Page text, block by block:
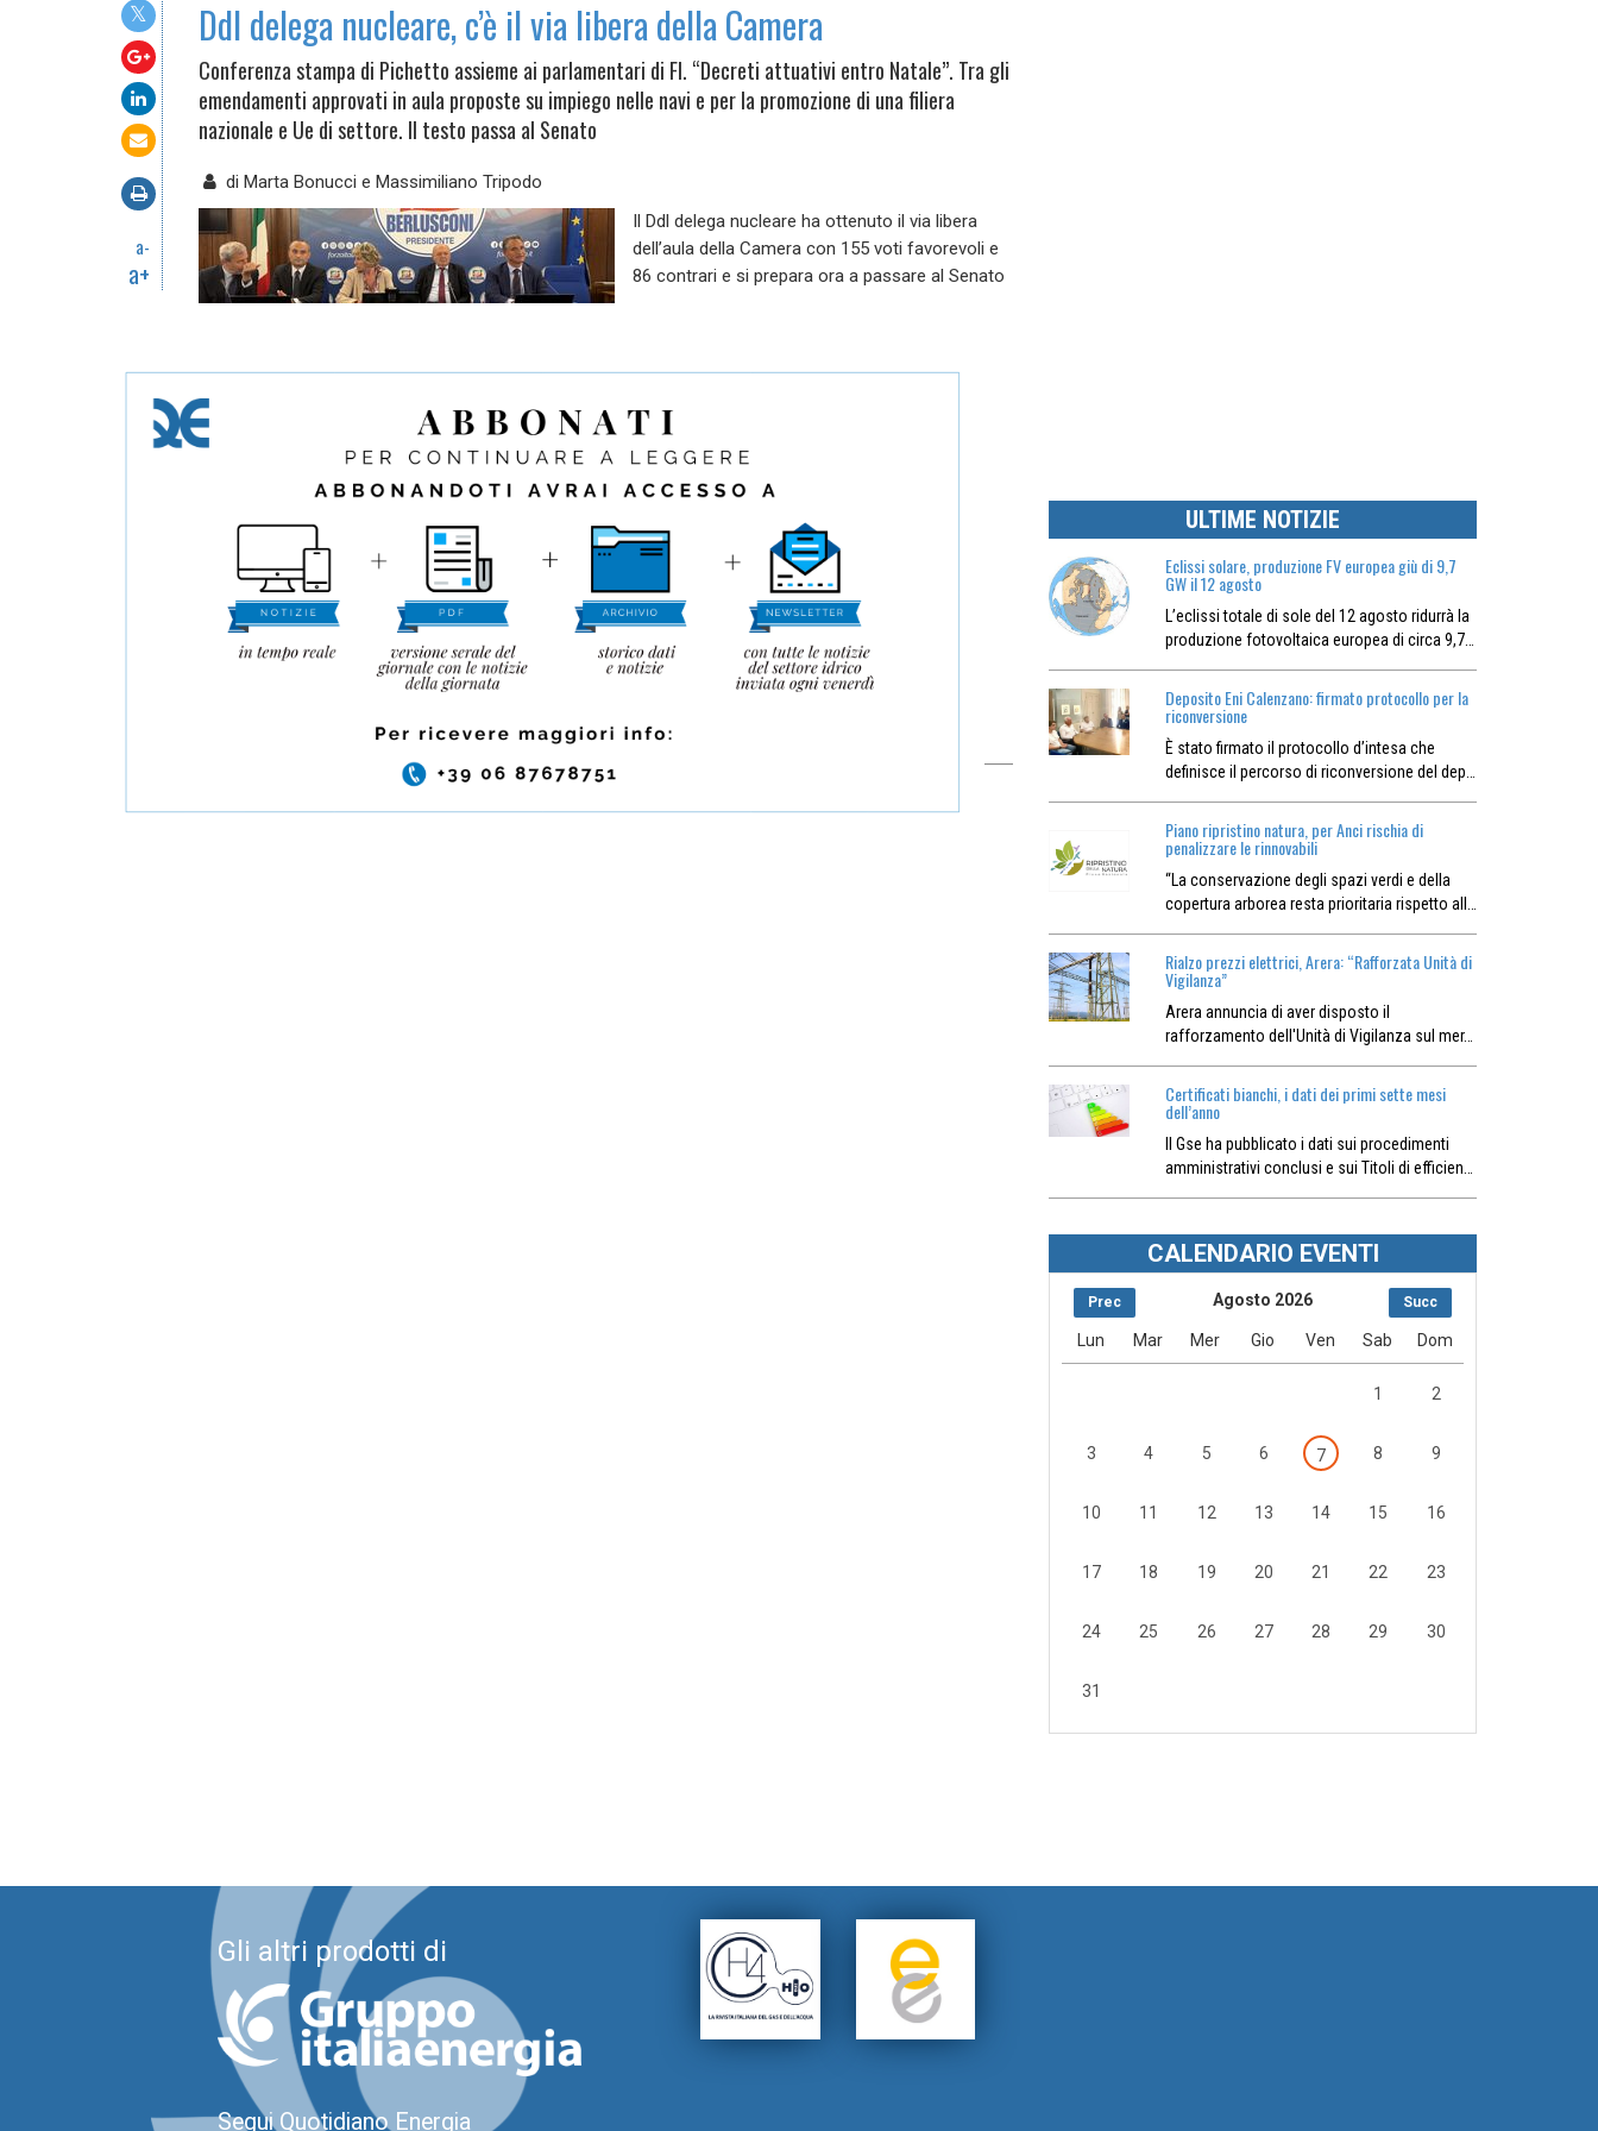
a-
a+
Ddl delega nucleare, c’è il via libera della Camera
Conferenza stampa di Pichetto assieme ai parlamentari di FI. “Decreti attuativi entro Natale”. Tra gli
emendamenti approvati in aula proposte su impiego nelle navi e per la promozione di una filiera
nazionale e Ue di settore. Il testo passa al Senato
diMarta Bonucci e Massimiliano Tripodo
Il Ddl delega nucleare ha ottenuto il via libera
dell’aula della Camera con 155 voti favorevoli e
86 contrari e si prepara ora a passare al Senato
ULTIME NOTIZIE
Eclissi solare, produzione FV europea giù di 9,7
GW il 12 agosto
L’eclissi totale di sole del 12 agosto ridurrà la
produzione fotovoltaica europea di circa 9,7…
Deposito Eni Calenzano: firmato protocollo per la
riconversione
È stato firmato il protocollo d’intesa che
definisce il percorso di riconversione del dep…
Piano ripristino natura, per Anci rischia di
penalizzare le rinnovabili
“La conservazione degli spazi verdi e della
copertura arborea resta prioritaria rispetto all…
Rialzo prezzi elettrici, Arera: “Rafforzata Unità di
Vigilanza”
Arera annuncia di aver disposto il
rafforzamento dell'Unità di Vigilanza sul mer…
Certificati bianchi, i dati dei primi sette mesi
dell’anno
Il Gse ha pubblicato i dati sui procedimenti
amministrativi conclusi e sui Titoli di efficien…
CALENDARIO EVENTI
Prec Succ
Agosto 2026
Lun Mar Mer Gio Ven Sab Dom
1 2
3 4 5 6 7 8 9
10 11 12 13 14 15 16
17 18 19 20 21 22 23
24 25 26 27 28 29 30
31
Gli altri prodotti di
Segui Quotidiano Energia